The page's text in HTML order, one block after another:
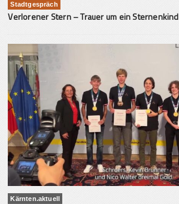
Stadtgespräch
Verlorener Stern – Trauer um ein Sternenkind
Kärnten.aktuell